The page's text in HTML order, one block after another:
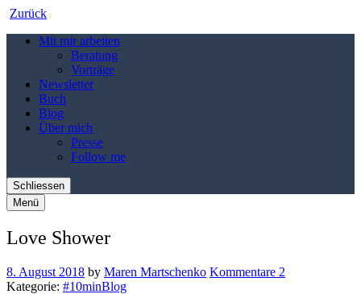
Zurück
Mit mir arbeiten
Beratung
Vorträge
Newsletter
Buch
Blog
Über mich
Presse
Follow me
Schliessen
Menü
Love Shower
8. August 2018 by Maren Martschenko Kommentare 2
Kategorie: #10minBlog